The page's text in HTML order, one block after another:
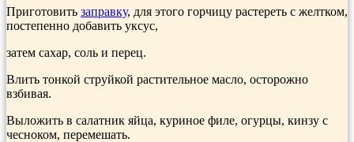
Приготовить заправку, для этого горчицу рас­тереть с желтком,
постепенно до­бавить уксус,
затем сахар, соль и перец.
Влить тонкой струйкой растительное масло, осторожно
взбивая.
Выложить в салатник яйца, куриное филе, огурцы, кинзу с
чесноком, перемешать.